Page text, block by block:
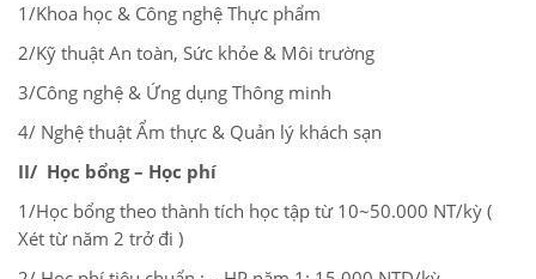
1/Khoa học & Công nghệ Thực phẩm
2/Kỹ thuật An toàn, Sức khỏe & Môi trường
3/Công nghệ & Ứng dụng Thông minh
4/ Nghệ thuật Ẩm thực & Quản lý khách sạn
II/ Học bổng – Học phí
1/Học bổng theo thành tích học tập từ 10~50.000 NT/kỳ (
Xét từ năm 2 trở đi )